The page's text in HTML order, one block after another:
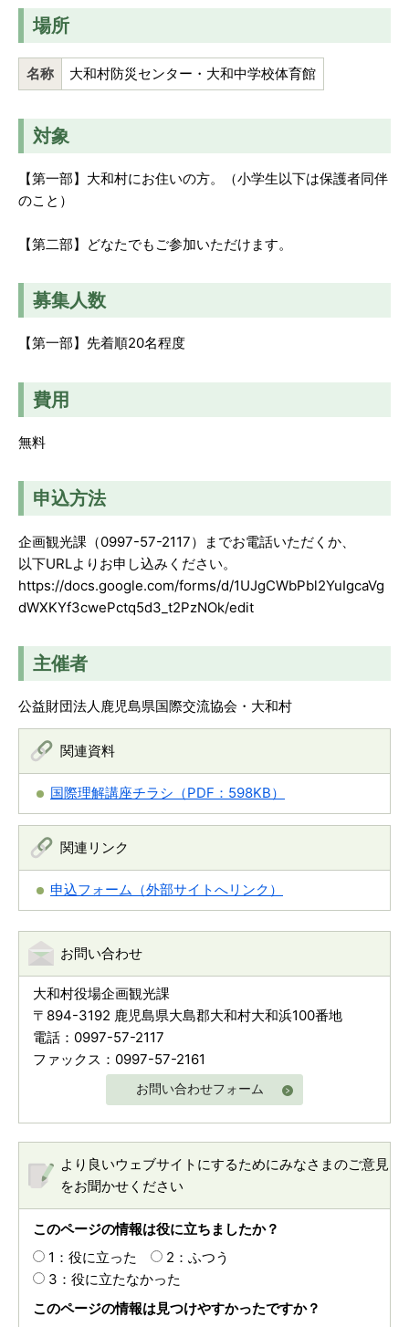
場所
名称 大和村防災センター・大和中学校体育館
対象
【第一部】大和村にお住いの方。（小学生以下は保護者同伴
のこと）
【第二部】どなたでもご参加いただけます。
募集人数
【第一部】先着順20名程度
費用
無料
申込方法
企画観光課（0997-57-2117）までお電話いただくか、
以下URLよりお申し込みください。
https://docs.google.com/forms/d/1UJgCWbPbl2YuIgcaVg
dWXKYf3cwePctq5d3_t2PzNOk/edit
主催者
公益財団法人鹿児島県国際交流協会・大和村
関連資料
国際理解講座チラシ（PDF：598KB）
関連リンク
申込フォーム（外部サイトへリンク）
お問い合わせ
大和村役場企画観光課
〒894-3192 鹿児島県大島郡大和村大和浜100番地
電話：0997-57-2117
ファックス：0997-57-2161
お問い合わせフォーム
より良いウェブサイトにするためにみなさまのご意見
をお聞かせください
このページの情報は役に立ちましたか？
1：役に立った
2：ふつう
3：役に立たなかった
このページの情報は見つけやすかったですか？